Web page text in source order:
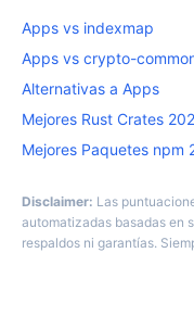
Apps vs indexmap
Apps vs crypto-
Alternativas a Apps
Mejores Rust Crates
Mejores Paquetes npm
Disclaimer: Las
automatizadas basadas en
respaldos ni garantías.